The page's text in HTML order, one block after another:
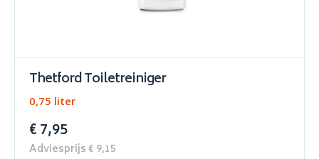
Thetford Toiletreiniger
0,75 liter
€ 7,95
Adviesprijs € 9,15